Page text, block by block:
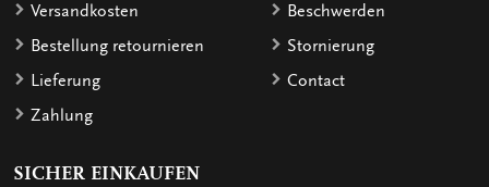
Versandkosten
Bestellung retournieren
Lieferung
Zahlung
Beschwerden
Stornierung
Contact
SICHER EINKAUFEN